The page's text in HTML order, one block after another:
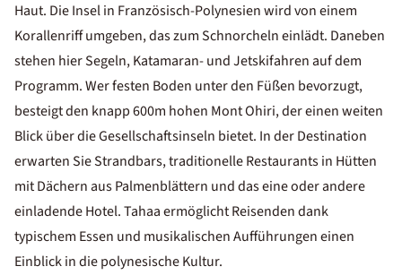
Haut. Die Insel in Französisch-Polynesien wird von einem
Korallenriff umgeben, das zum Schnorcheln einlädt. Daneben
stehen hier Segeln, Katamaran- und Jetskifahren auf dem
Programm. Wer festen Boden unter den Füßen bevorzugt,
besteigt den knapp 600m hohen Mont Ohiri, der einen weiten
Blick über die Gesellschaftsinseln bietet. In der Destination
erwarten Sie Strandbars, traditionelle Restaurants in Hütten
mit Dächern aus Palmenblättern und das eine oder andere
einladende Hotel. Tahaa ermöglicht Reisenden dank
typischem Essen und musikalischen Aufführungen einen
Einblick in die polynesische Kultur.